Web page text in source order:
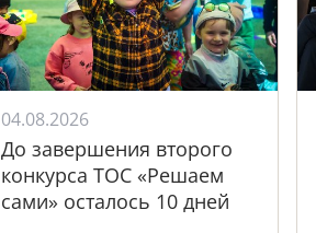
04.08.2026
До завершения второго
конкурса ТОС «Решаем
сами» осталось 10 дней